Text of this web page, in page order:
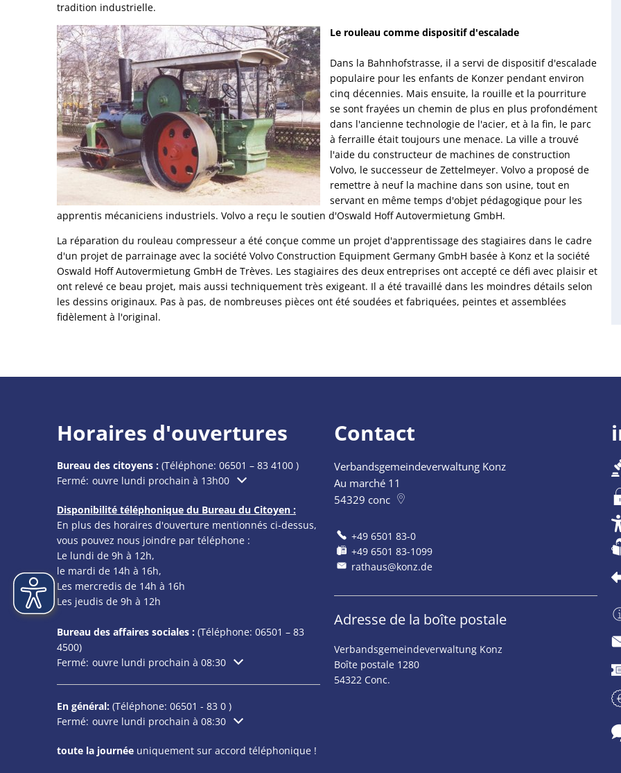
tradition industrielle.
Le rouleau comme dispositif d'escalade
Dans la Bahnhofstrasse, il a servi de dispositif d'escalade
populaire pour les enfants de Konzer pendant environ
cinq décennies. Mais ensuite, la rouille et la pourriture
se sont frayées un chemin de plus en plus profondément
dans l'ancienne technologie de l'acier, et à la fin, le parc
à ferraille était toujours une menace. La ville a trouvé
l'aide du constructeur de machines de construction
Volvo, le successeur de Zettelmeyer. Volvo a proposé de
remettre à neuf la machine dans son usine, tout en
servant en même temps d'objet pédagogique pour les
apprentis mécaniciens industriels. Volvo a reçu le soutien d'Oswald Hoff Autovermietung GmbH.
La réparation du rouleau compresseur a été conçue comme un projet d'apprentissage des stagiaires dans le cadre
d'un projet de parrainage avec la société Volvo Construction Equipment Germany GmbH basée à Konz et la société
Oswald Hoff Autovermietung GmbH de Trèves. Les stagiaires des deux entreprises ont accepté ce défi avec plaisir et
ont relevé ce beau projet, mais aussi techniquement très exigeant. Il a été travaillé dans les moindres détails selon
les dessins originaux. Pas à pas, de nombreuses pièces ont été soudées et fabriquées, peintes et assemblées
fidèlement à l'original.
Horaires d'ouvertures
Bureau des citoyens : (Téléphone: 06501 – 83 4100 )
Cliquez pour masquer les heures d'ouverture ou de fermeture supplémentaires
Fermé: ouvre lundi prochain à 13h00
Disponibilité téléphonique du Bureau du Citoyen :
En plus des horaires d'ouverture mentionnés ci-dessus,
vous pouvez nous joindre par téléphone :
Le lundi de 9h à 12h,
le mardi de 14h à 16h,
Les mercredis de 14h à 16h
Les jeudis de 9h à 12h
Bureau des affaires sociales : (Téléphone: 06501 – 83
4500)
Cliquez pour masquer les heures d'ouverture ou de fermeture supplémentaires
Fermé: ouvre lundi prochain à 08:30
En général: (Téléphone: 06501 - 83 0 )
Cliquez pour masquer les heures d'ouverture ou de fermeture supplémentaires
Fermé: ouvre lundi prochain à 08:30
toute la journée uniquement sur accord téléphonique !
Contact
Verbandsgemeindeverwaltung Konz
Au marché 11
54329 conc
+49 6501 83-0
+49 6501 83-1099
rathaus@konz.de
Adresse de la boîte postale
Verbandsgemeindeverwaltung Konz
Boîte postale 1280
54322 Conc.